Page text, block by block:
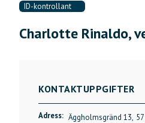
ID-kontrollant
Charlotte Rinaldo,
KONTAKTUPPGIFTER
Adress: Äggholmsgränd 13,